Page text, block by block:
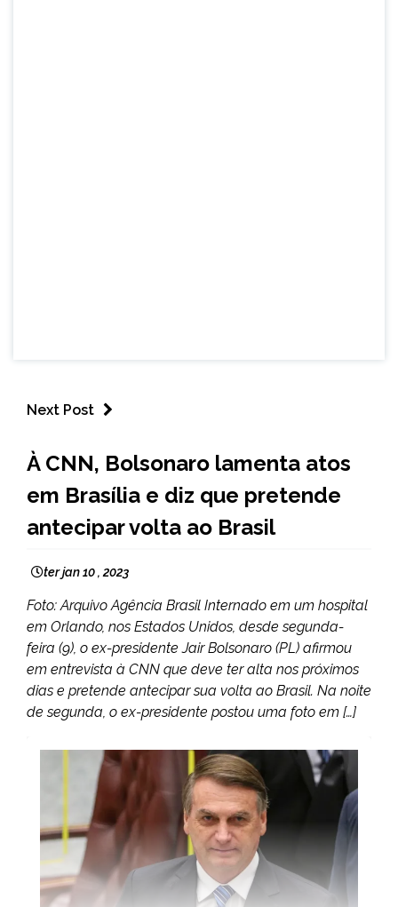
Next Post
INTERNACIONAL
NOTÍCIAS
À CNN, Bolsonaro lamenta atos
em Brasília e diz que pretende
antecipar volta ao Brasil
ter jan 10 , 2023
Foto: Arquivo Agência Brasil Internado em um hospital
em Orlando, nos Estados Unidos, desde segunda-
feira (9), o ex-presidente Jair Bolsonaro (PL) afirmou
em entrevista à CNN que deve ter alta nos próximos
dias e pretende antecipar sua volta ao Brasil. Na noite
de segunda, o ex-presidente postou uma foto em […]